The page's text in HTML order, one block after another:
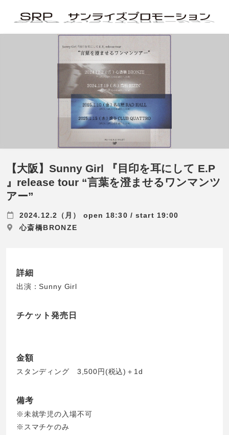
【大阪】Sunny Girl 『目印を耳にして E.P
』release tour “言葉を澄ませるワンマンツ
アー”
2024.12.2（月） open 18:30 / start 19:00
心斎橋BRONZE
詳細
出演：Sunny Girl
チケット発売日
金額
スタンディング 3,500円(税込)＋1d
備考
※未就学児の入場不可
※スマチケのみ